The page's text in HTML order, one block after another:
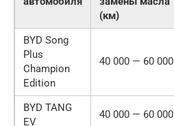
(км)
BYD Song
Plus
Champion
Edition
40 000 — 60 000
BYD TANG
EV
40 000 — 60 000